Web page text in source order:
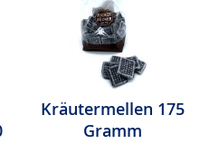
Kräutermellen 175
Gramm